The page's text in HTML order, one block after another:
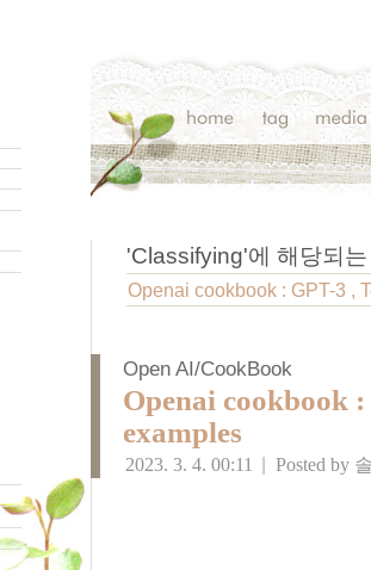
'Classifying'에 해당되
Openai cookbook : GPT-3 ,
Open AI/CookBook
Openai cookbook
examples
2023. 3. 4. 00:11 Posted by